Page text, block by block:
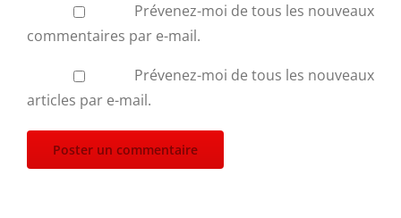
Prévenez-moi de tous les nouveaux
commentaires par e-mail.
Prévenez-moi de tous les nouveaux
articles par e-mail.